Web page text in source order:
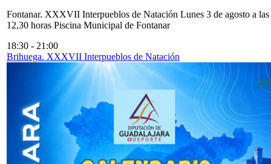
Fontanar. XXXVII Interpueblos de Natación Lunes 3 de agosto a las
12,30 horas Piscina Municipal de Fontanar
18:30 - 21:00
Brihuega. XXXVII Interpueblos de Natación